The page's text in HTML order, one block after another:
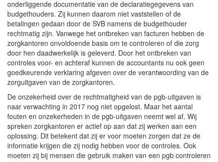
onderliggende documentatie van de declaratiegegevens van
budgethouders. Zij kunnen daarom niet vaststellen of de
betalingen gedaan door de SVB namens de budgethouder
rechtmatig zijn. Vanwege het ontbreken van facturen hebben de
zorgkantoren onvoldoende basis om te controleren of die zorg
door hen daadwerkelijk is geleverd. Door het ontbreken van
controles voor- en achteraf kunnen de accountants nu ook geen
goedkeurende verklaring afgeven over de verantwoording van de
zorguitgaven van de zorgkantoren.
De onzekerheid over de rechtmatigheid van de pgb-uitgaven is
naar verwachting in 2017 nog niet opgelost. Maar het aantal
fouten en onzekerheden in de pgb-uitgaven neemt wel af. Wij
spreken zorgkantoren er actief op aan dat zij werken aan een
oplossing. Dit betekent dat zij er voor moeten zorgen dat ze de
informatie krijgen die zij nodig hebben voor de controles. Ook
moeten zij bij mensen die gebruik maken van een pgb controleren